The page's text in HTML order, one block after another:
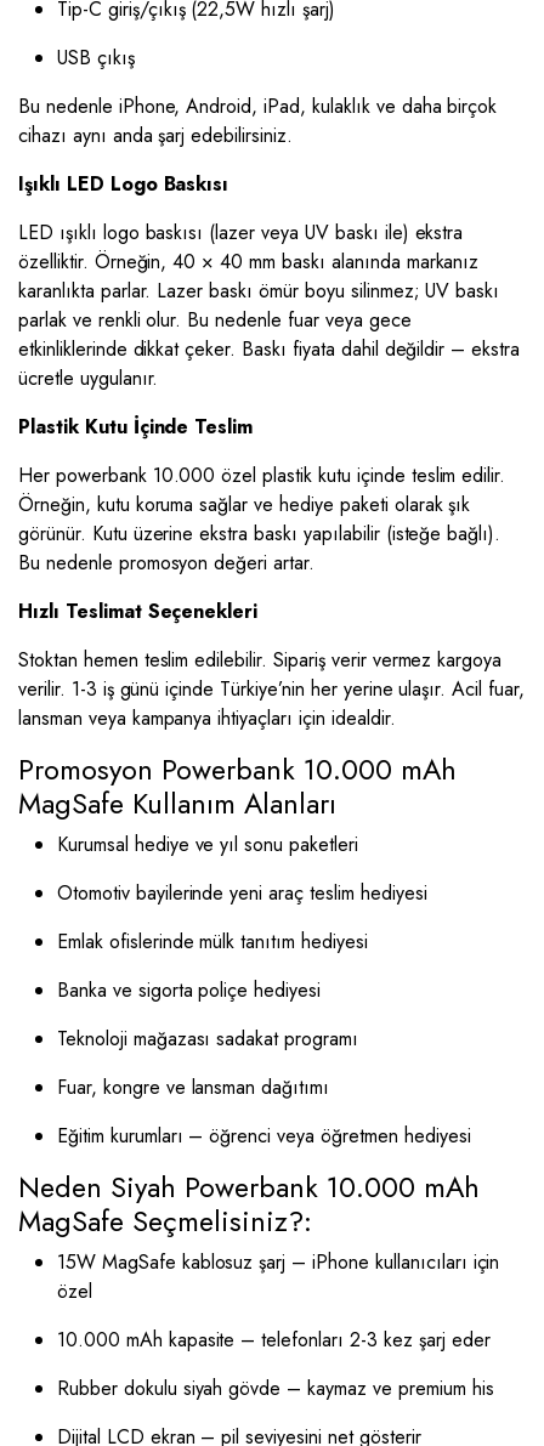
Tip-C giriş/çıkış (22,5W hızlı şarj)
USB çıkış
Bu nedenle iPhone, Android, iPad, kulaklık ve daha birçok
cihazı aynı anda şarj edebilirsiniz.
Işıklı LED Logo Baskısı
LED ışıklı logo baskısı (lazer veya UV baskı ile) ekstra
özelliktir. Örneğin, 40 × 40 mm baskı alanında markanız
karanlıkta parlar. Lazer baskı ömür boyu silinmez; UV baskı
parlak ve renkli olur. Bu nedenle fuar veya gece
etkinliklerinde dikkat çeker. Baskı fiyata dahil değildir – ekstra
ücretle uygulanır.
Plastik Kutu İçinde Teslim
Her powerbank 10.000 özel plastik kutu içinde teslim edilir.
Örneğin, kutu koruma sağlar ve hediye paketi olarak şık
görünür. Kutu üzerine ekstra baskı yapılabilir (isteğe bağlı).
Bu nedenle promosyon değeri artar.
Hızlı Teslimat Seçenekleri
Stoktan hemen teslim edilebilir. Sipariş verir vermez kargoya
verilir. 1-3 iş günü içinde Türkiye’nin her yerine ulaşır. Acil fuar,
lansman veya kampanya ihtiyaçları için idealdir.
Promosyon Powerbank 10.000 mAh
MagSafe Kullanım Alanları
Kurumsal hediye ve yıl sonu paketleri
Otomotiv bayilerinde yeni araç teslim hediyesi
Emlak ofislerinde mülk tanıtım hediyesi
Banka ve sigorta poliçe hediyesi
Teknoloji mağazası sadakat programı
Fuar, kongre ve lansman dağıtımı
Eğitim kurumları – öğrenci veya öğretmen hediyesi
Neden Siyah Powerbank 10.000 mAh
MagSafe Seçmelisiniz?:
15W MagSafe kablosuz şarj – iPhone kullanıcıları için
özel
10.000 mAh kapasite – telefonları 2-3 kez şarj eder
Rubber dokulu siyah gövde – kaymaz ve premium his
Dijital LCD ekran – pil seviyesini net gösterir